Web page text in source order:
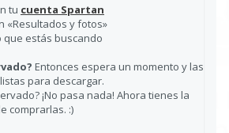
tu cuenta Spartan
«Resultados y fotos»
que estás buscando
Entonces espera un momento y las
para descargar.
¡No pasa nada! Ahora tienes la
comprarlas. :)